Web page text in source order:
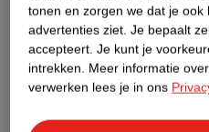
Nature Impact Score
Dit
Impact
tonen en zorgen we dat je ook
advertenties ziet. Je bepaalt
accepteert. Je kunt je
intrekken. Meer informatie
verwerken lees je in ons